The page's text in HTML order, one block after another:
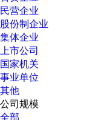
民营企业
股份制企业
集体企业
上市公司
国家机关
事业单位
其他
公司规模
全部